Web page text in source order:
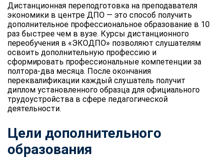
Дистанционная переподготовка на преподавателя
экономики в центре ДПО — это способ получить
дополнительное профессиональное образование в 10
раз быстрее чем в вузе. Курсы дистанционного
переобучения в «ЭКОДПО» позволяют слушателям
освоить дополнительную профессию и
сформировать профессиональные компетенции за
полтора-два месяца. После окончания
переквалификации каждый слушатель получит
диплом установленного образца для официального
трудоустройства в сфере педагогической
деятельности.
Цели дополнительного
образования